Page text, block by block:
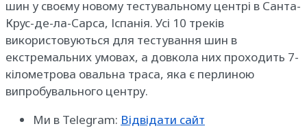
шин у своєму новому тестувальному центрі в Санта-
Крус-де-ла-Сарса, Іспанія. Усі 10 треків
використовуються для тестування шин в
екстремальних умовах, а довкола них проходить 7-
кілометрова овальна траса, яка є перлиною
випробувального центру.
Ми в Telegram: Відвідати сайт